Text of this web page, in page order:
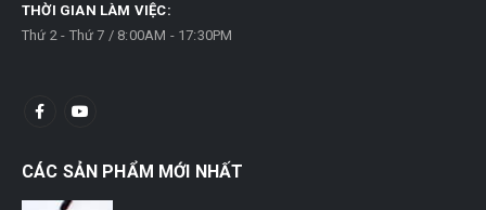
THỜI GIAN LÀM VIỆC:
Thứ 2 - Thứ 7 / 8:00AM - 17:30PM
CÁC SẢN PHẨM MỚI NHẤT